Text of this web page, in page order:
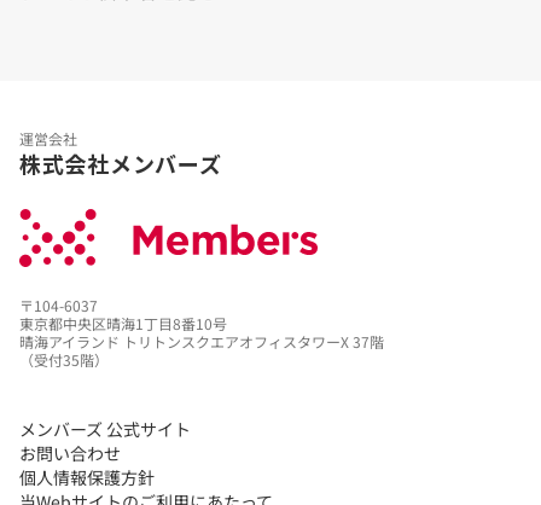
運営会社
株式会社メンバーズ
〒104-6037
東京都中央区晴海1丁目8番10号
晴海アイランド トリトンスクエアオフィスタワーX 37階
（受付35階）
メンバーズ 公式サイト
お問い合わせ
個人情報保護方針